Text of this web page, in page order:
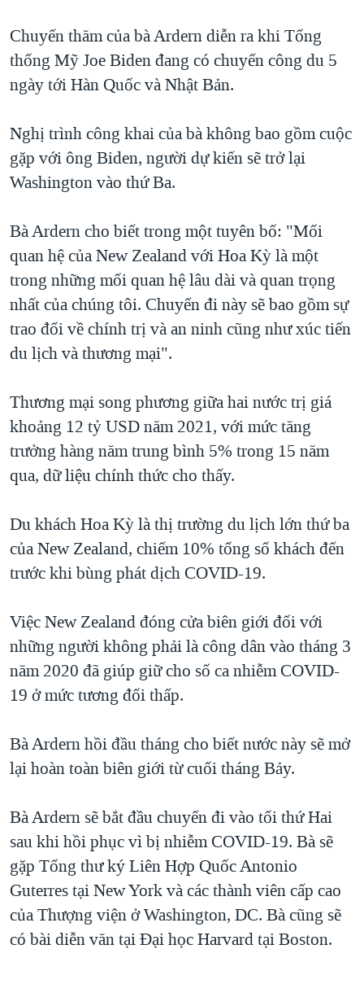
QUAN HỆ VIỆT MỸ
Chuyến thăm của bà Ardern diễn ra khi Tổng
thống Mỹ Joe Biden đang có chuyến công du 5
ngày tới Hàn Quốc và Nhật Bản.
Nghị trình công khai của bà không bao gồm cuộc
gặp với ông Biden, người dự kiến sẽ trở lại
Washington vào thứ Ba.
Bà Ardern cho biết trong một tuyên bố: "Mối
quan hệ của New Zealand với Hoa Kỳ là một
trong những mối quan hệ lâu dài và quan trọng
nhất của chúng tôi. Chuyến đi này sẽ bao gồm sự
trao đổi về chính trị và an ninh cũng như xúc tiến
du lịch và thương mại".
Thương mại song phương giữa hai nước trị giá
khoảng 12 tỷ USD năm 2021, với mức tăng
trưởng hàng năm trung bình 5% trong 15 năm
qua, dữ liệu chính thức cho thấy.
Du khách Hoa Kỳ là thị trường du lịch lớn thứ ba
của New Zealand, chiếm 10% tổng số khách đến
trước khi bùng phát dịch COVID-19.
Việc New Zealand đóng cửa biên giới đối với
những người không phải là công dân vào tháng 3
năm 2020 đã giúp giữ cho số ca nhiễm COVID-
19 ở mức tương đối thấp.
Bà Ardern hồi đầu tháng cho biết nước này sẽ mở
lại hoàn toàn biên giới từ cuối tháng Bảy.
Bà Ardern sẽ bắt đầu chuyến đi vào tối thứ Hai
sau khi hồi phục vì bị nhiễm COVID-19. Bà sẽ
gặp Tổng thư ký Liên Hợp Quốc Antonio
Guterres tại New York và các thành viên cấp cao
của Thượng viện ở Washington, DC. Bà cũng sẽ
có bài diễn văn tại Đại học Harvard tại Boston.